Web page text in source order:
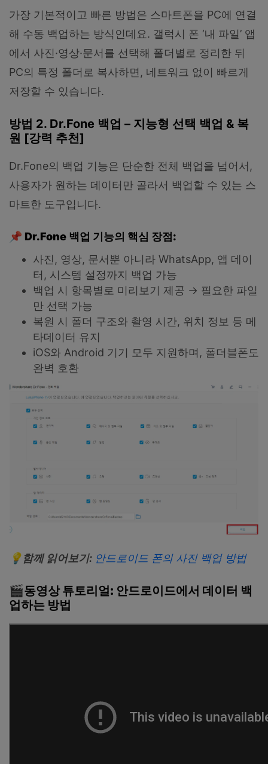
가장 기본적이고 빠른 방법은 스마트폰을 PC에 연결
해 수동 백업하는 방식인데요. 갤럭시 폰 ‘내 파일’ 앱
에서 사진·영상·문서를 선택해 폴더별로 정리한 뒤
PC의 특정 폴더로 복사하면, 네트워크 없이 빠르게
저장할 수 있습니다.
방법 2. Dr.Fone 백업 – 지능형 선택 백업 & 복
원 [강력 추천]
Dr.Fone의 백업 기능은 단순한 전체 백업을 넘어서,
사용자가 원하는 데이터만 골라서 백업할 수 있는 스
마트한 도구입니다.
📌 Dr.Fone 백업 기능의 핵심 장점:
사진, 영상, 문서뿐 아니라 WhatsApp, 앱 데이
터, 시스템 설정까지 백업 가능
백업 시 항목별로 미리보기 제공 → 필요한 파일
만 선택 가능
복원 시 폴더 구조와 촬영 시간, 위치 정보 등 메
타데이터 유지
iOS와 Android 기기 모두 지원하며, 폴더블폰도
완벽 호환
💡함께 읽어보기: 안드로이드 폰의 사진 백업 방법
🎬동영상 튜토리얼: 안드로이드에서 데이터 백
업하는 방법